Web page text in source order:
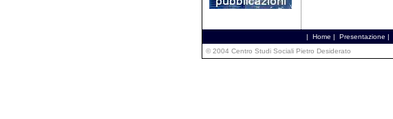
| Home | Presentazione |
© 2004 Centro Studi Sociali Pietro Desiderato